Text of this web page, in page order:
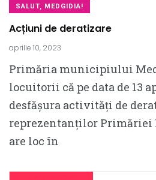
SALUT, MEDGIDIA!
Acțiuni de deratizare
aprilie 10, 2023
Primăria municipiului
locuitorii că pe data de 13
desfășura activități de
reprezentanților Primăriei
are loc în